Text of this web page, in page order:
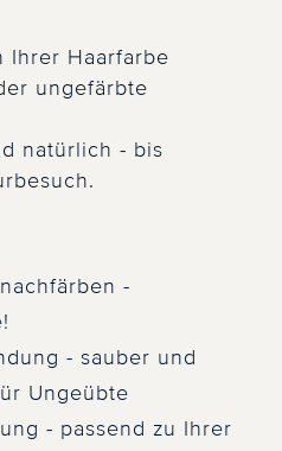
Ihrer Haarfarbe
ungefärbte
natürlich - bis
-
- sauber und
Ungeübte
- passend zu Ihrer